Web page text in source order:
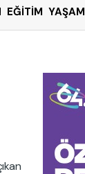
EĞİTİM YAŞAM